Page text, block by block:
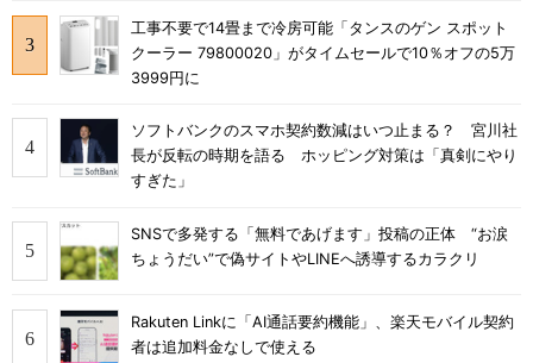
工事不要で14畳まで冷房可能「タンスのゲン スポット
クーラー 79800020」がタイムセールで10％オフの5万
3999円に
ソフトバンクのスマホ契約数減はいつ止まる？ 宮川社
長が反転の時期を語る ホッピング対策は「真剣にやり
すぎた」
SNSで多発する「無料であげます」投稿の正体 “お涙
ちょうだい”で偽サイトやLINEへ誘導するカラクリ
Rakuten Linkに「AI通話要約機能」、楽天モバイル契約
者は追加料金なしで使える